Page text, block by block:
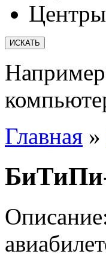
Главная »